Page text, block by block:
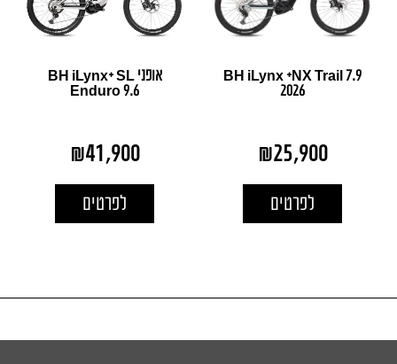
BH iLynx +NX Trail 7.9
2026
₪25,900
לפרטים
אופני BH iLynx+ SL
Enduro 9.6
₪41,900
לפרטים